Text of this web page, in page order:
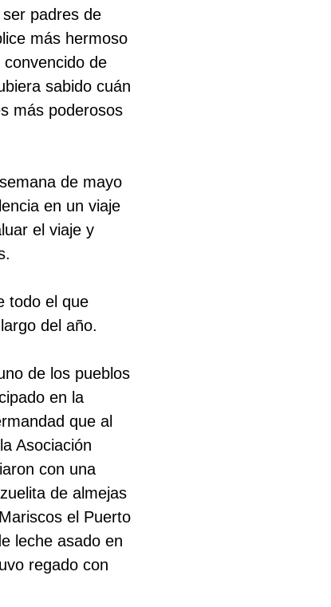
padres de
más hermoso
de
sabido cuán
más poderosos
de mayo
en un viaje
el viaje y
todo el que
del año.
de los pueblos
en la
que al
Asociación
con una
de almejas
el Puerto
leche asado en
regado con